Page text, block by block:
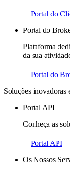
Portal do
Portal do
Plataforma
da sua
Portal do
Soluções inovadoras
Portal API
Conheça as
Portal API
Os Nossos